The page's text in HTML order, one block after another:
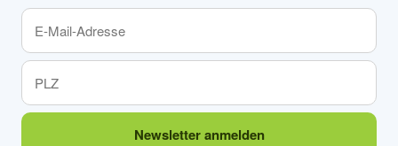
Newsletter anmelden